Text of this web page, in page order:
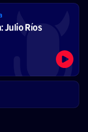
Julio Ríos